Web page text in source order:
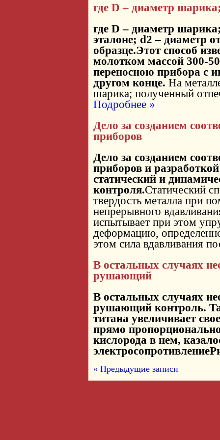
где D – диаметр
где D – диаметр
эталоне; d2 – диаметр
образце.Этот способ
молотком массой 300-
переносною прибора с
другом конце.На
шарика; полученный
Подробнее »
Дело за созданием
приборов
Дело за созданием
приборов и
статический и
контроля.Статический
твердость металла при
непрерывного
испытывает при этом
деформацию,
этом сила вдавливания
В остальных случаях
рушающий
В остальных случаях
рушающий контроль.
титана увеличивает
прямо
кислорода в нем,
« Предыдущие записи